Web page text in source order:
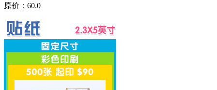
原价：60.0